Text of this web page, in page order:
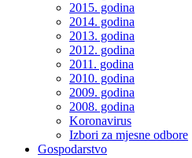
2015. godina
2014. godina
2013. godina
2012. godina
2011. godina
2010. godina
2009. godina
2008. godina
Koronavirus
Izbori za mjesne odbore
Gospodarstvo